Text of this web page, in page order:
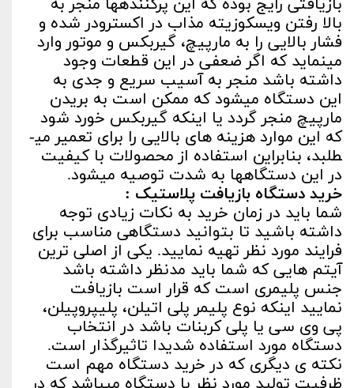
بازیافتی رایج بوده که این پرکننده­ها منجر به
بالا رفتن ویسکوزیته مذاب در اکسترودر شده و
فشار بالایی را به مارپیچ، گیربکس و موتور وارد
می­نماید که اگر ضعفی در این قطعات وجود
داشته باشد منجر به آسیب سریع و جدی به
این دستگاه می­شود که ممکن است به بریدن
مارپیچ منجر گردد یا اینکه گیربکس خورد شود
که این موارد هزینه های بالایی را برای تعمیر می­
طلبد، بنابراین استفاده از محصولات با کیفیت
در این دستگاه­ها به شدت توصیه می­شود.­
خرید دستگاه بازیافت پلاستیک :
شما باید در زمان خرید به نکات زیادی توجه
داشته باشید تا بتوانید دستگاهی مناسب برای
فرایند مورد نظر تهیه نمایید. یکی از اصلی ترین
آیتم ­هایی که شما باید مدنظر داشته باشد
جنس پلیمری است که قرار است بازیافت
نمایید اینکه نوع پلیمر پلی­ اتیلن، پلی­پروپیلن،
پی وی سی یا پلی کربنات باشد در انتخاب
دستگاه مورد استفاده شدیدا تاثیرگذار است.
نکته ی دیگری که در خرید دستگاه مهم است